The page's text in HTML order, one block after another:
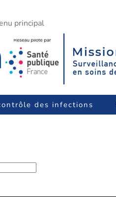
principal
des infections